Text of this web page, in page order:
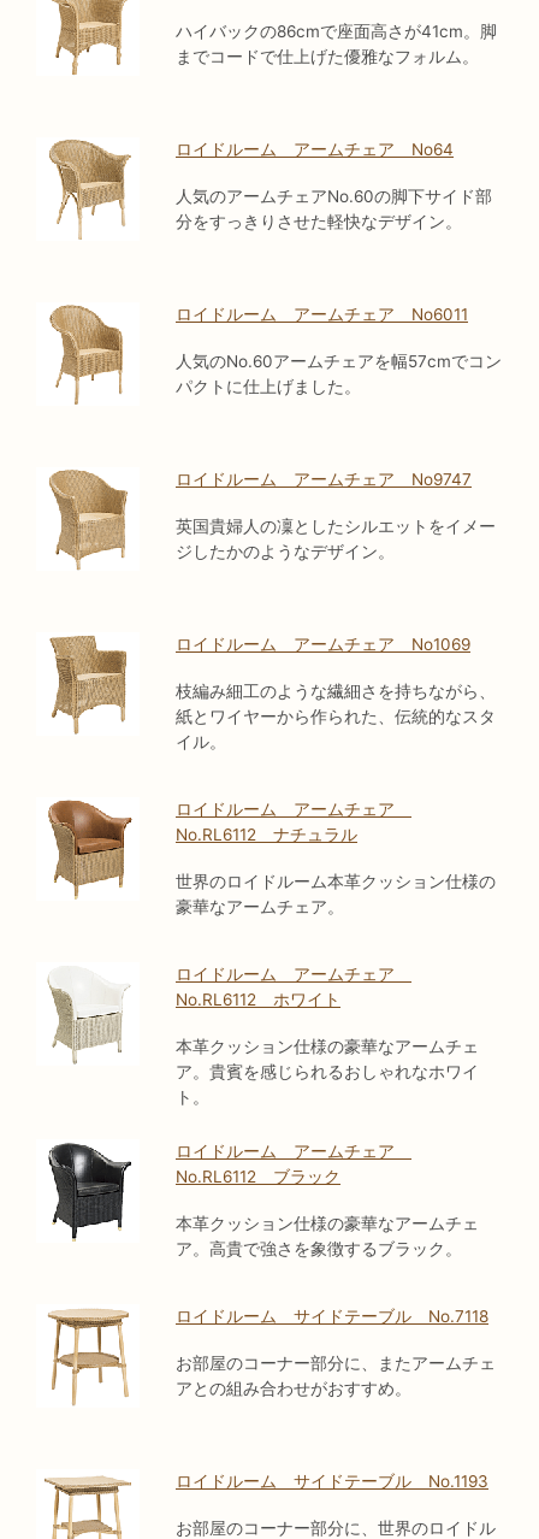
ハイバックの86cmで座面高さが41cm。脚
までコードで仕上げた優雅なフォルム。
ロイドルーム アームチェア No64
人気のアームチェアNo.60の脚下サイド部
分をすっきりさせた軽快なデザイン。
ロイドルーム アームチェア No6011
人気のNo.60アームチェアを幅57cmでコン
パクトに仕上げました。
ロイドルーム アームチェア No9747
英国貴婦人の凜としたシルエットをイメー
ジしたかのようなデザイン。
ロイドルーム アームチェア No1069
枝編み細工のような繊細さを持ちながら、
紙とワイヤーから作られた、伝統的なスタ
イル。
ロイドルーム アームチェア
No.RL6112 ナチュラル
世界のロイドルーム本革クッション仕様の
豪華なアームチェア。
ロイドルーム アームチェア
No.RL6112 ホワイト
本革クッション仕様の豪華なアームチェ
ア。貴賓を感じられるおしゃれなホワイ
ト。
ロイドルーム アームチェア
No.RL6112 ブラック
本革クッション仕様の豪華なアームチェ
ア。高貴で強さを象徴するブラック。
ロイドルーム サイドテーブル No.7118
お部屋のコーナー部分に、またアームチェ
アとの組み合わせがおすすめ。
ロイドルーム サイドテーブル No.1193
お部屋のコーナー部分に、世界のロイドル